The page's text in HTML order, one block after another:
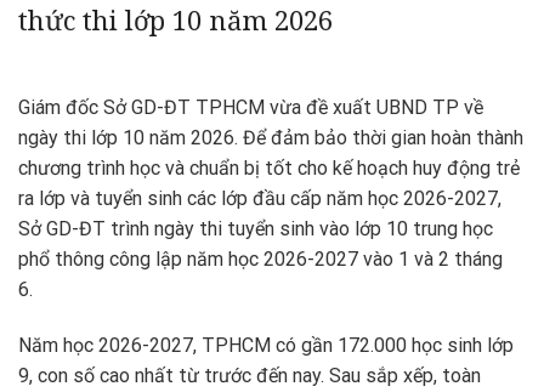
thức thi lớp 10 năm 2026
Giám đốc Sở GD-ĐT TPHCM vừa đề xuất UBND TP về
ngày thi lớp 10 năm 2026. Để đảm bảo thời gian hoàn thành
chương trình học và chuẩn bị tốt cho kế hoạch huy động trẻ
ra lớp và tuyển sinh các lớp đầu cấp năm học 2026-2027,
Sở GD-ĐT trình ngày thi tuyển sinh vào lớp 10 trung học
phổ thông công lập năm học 2026-2027 vào 1 và 2 tháng
6.
Năm học 2026-2027, TPHCM có gần 172.000 học sinh lớp
9, con số cao nhất từ trước đến nay. Sau sắp xếp, toàn